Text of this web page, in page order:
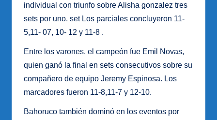
individual con triunfo sobre Alisha gonzalez tres
sets por uno. set Los parciales concluyeron 11-
5,11- 07, 10- 12 y 11-8 .
Entre los varones, el campeón fue Emil Novas,
quien ganó la final en sets consecutivos sobre su
compañero de equipo Jeremy Espinosa. Los
marcadores fueron 11-8,11-7 y 12-10.
Bahoruco también dominó en los eventos por